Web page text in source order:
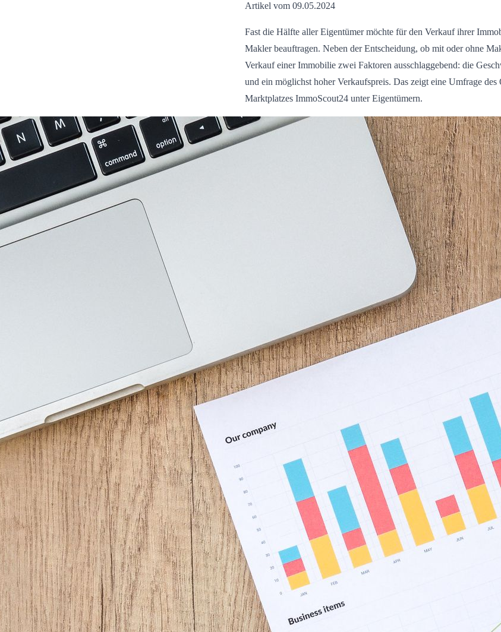
Artikel vom 09.05.2024
Fast die Hälfte aller Eigentümer möchte für den Verkauf ihrer
Makler beauftragen. Neben der Entscheidung, ob mit oder ohne
Verkauf einer Immobilie zwei Faktoren ausschlaggebend: die
und ein möglichst hoher Verkaufspreis. Das zeigt eine Umfrage des
Marktplatzes ImmoScout24 unter Eigentümern.